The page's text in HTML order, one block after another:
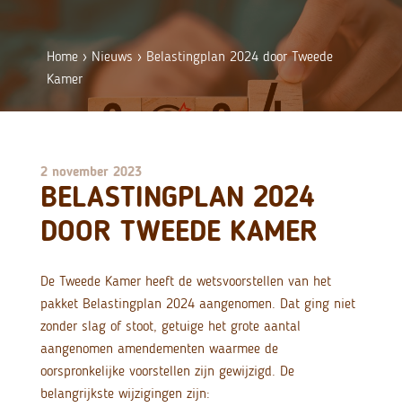
Home › Nieuws › Belastingplan 2024 door Tweede
Kamer
2 november 2023
BELASTINGPLAN 2024
DOOR TWEEDE KAMER
De Tweede Kamer heeft de wetsvoorstellen van het
pakket Belastingplan 2024 aangenomen. Dat ging niet
zonder slag of stoot, getuige het grote aantal
aangenomen amendementen waarmee de
oorspronkelijke voorstellen zijn gewijzigd. De
belangrijkste wijzigingen zijn: